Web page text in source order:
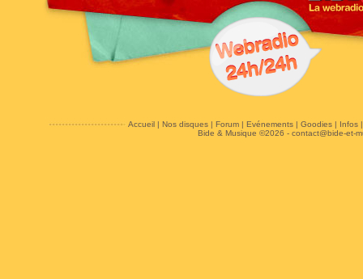
Accueil| Nos disques| Forum| Evénements| Goodies| Infos
Bide & Musique ©2026 - contact@bide-et-